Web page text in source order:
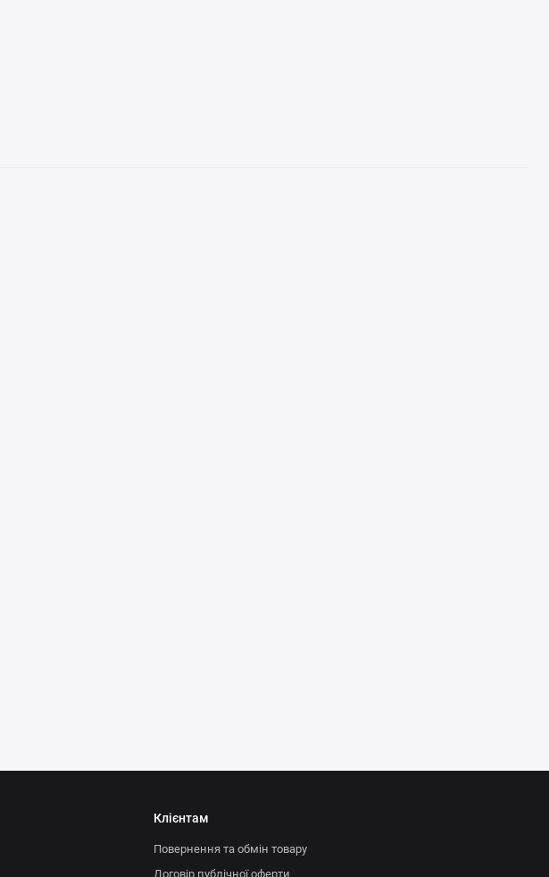
Клієнтам
Повернення та обмін товару
Договір публічної оферти